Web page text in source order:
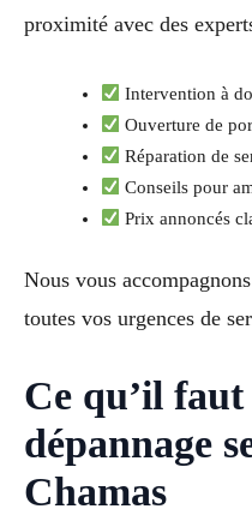
proximité avec des
Intervention à
Ouverture de
Réparation de
Conseils pour
Prix annoncés
Nous vous
toutes vos urgences de
Ce qu’il
dépannage
Chamas